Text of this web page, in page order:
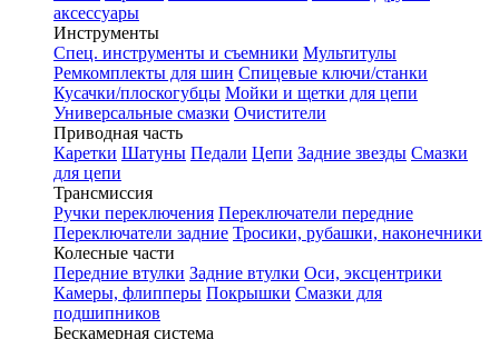
аксессуары
Инструменты
Спец. инструменты и съемники Мультитулы
Ремкомплекты для шин Спицевые ключи/станки
Кусачки/плоскогубцы Мойки и щетки для цепи
Универсальные смазки Очистители
Приводная часть
Каретки Шатуны Педали Цепи Задние звезды Смазки
для цепи
Трансмиссия
Ручки переключения Переключатели передние
Переключатели задние Тросики, рубашки, наконечники
Колесные части
Передние втулки Задние втулки Оси, эксцентрики
Камеры, флипперы Покрышки Смазки для
подшипников
Бескамерная система